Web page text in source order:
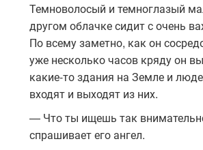
Темноволосый и темноглазый
другом облачке сидит с очень
По всему заметно, как он
уже несколько часов кряду он
какие-то здания на Земле и
входят и выходят из них.
— Что ты ищешь так
спрашивает его ангел.